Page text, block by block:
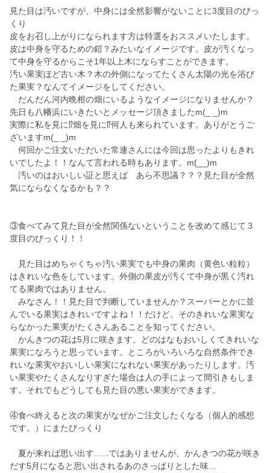
見た目は汚いですが、中身には全然影響がないことに3度目のびっ
くり
皮をお召し上がりになられます方は特選をおススメいたします。
皮は中身を守るための鎧？みたいなイメージです。皮が汚くなっ
て中身を守るからこそ1年以上木にならすことができます。
汚い果実ほど古い木？木の外側になってたくさん太陽の光を浴び
た果実？なんてイメージをしてください。
だんだん河内晩柑の畑にいるようなイメージになりませんか？
先日も八幡浜にいきたいとメッセージ頂きましたm(_ _)m
実際に私を見に⁉️畑を見に⁉️何人も来られています。ありがとうご
ざいますm(_ _)m
何回かご注文いただいた常連さんには今回は思ったよりもきれ
いでしたよ！！なんて言われる時もあります。m(__)m
汚いのはおいしい証と思えば あら不思議？？？見た目が全然
気にならなくなるかも？？
③食べてみて見た目が全然関係ないということを改めて感じて３
度目のびっくり！！
見た目はめちゃくちゃ汚い果実でも中身の果肉（黄色い粒粒）
はきれいな色をしています。外側の果皮が汚くて中身が黒く汚れ
てる果肉ではありません。
みなさん！！見た目で判断していませんか？スーパーとかに並
んでいる果実はきれいですよね！！だけど、そのきれいな果実な
らなかった果実がたくさんあることを知ってください。
かんきつの花は5月に咲きます。どのはなもおいしくてきれいな
果実になろうと思っています。ところがいろいろな自然条件でき
れいな果実やおいしい果実になれない果実があったりします。汚
い果実やたくさんなりすぎた場合は人の手によって間引きもしま
す。それでもどうしても見た目の悪い果実ができます。
④食べ終えると次の果実がなぜかご注文したくなる（個人的感想
です。）にまたびっくり
夏が来れば思い出す......ではありませんが、かんきつの花が咲き
だす5月になると思い出されるあのさっぱりとした味…